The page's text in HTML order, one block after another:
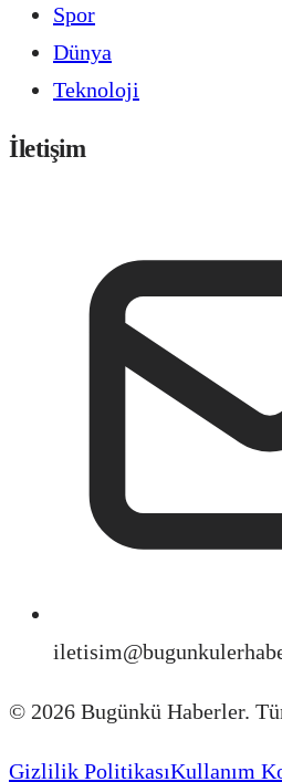
Spor
Dünya
Teknoloji
İletişim
© 2026 Bugünkü Haberler.
Gizlilik PolitikasıKullanım